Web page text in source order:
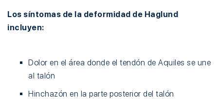
Los síntomas de la deformidad de Haglund
incluyen:
Dolor en el área donde el tendón de Aquiles se une
al talón
Hinchazón en la parte posterior del talón